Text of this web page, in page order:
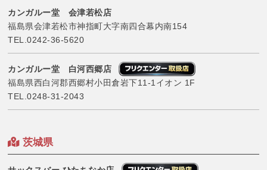
カンガルー堂 会津若松店
福島県会津若松市神指町大字南四合幕内南154
TEL.0242-36-5620
カンガルー堂 白河西郷店
福島県西白河郡西郷村小田倉岩下11-1イオン 1F
TEL.0248-31-2043
茨城県